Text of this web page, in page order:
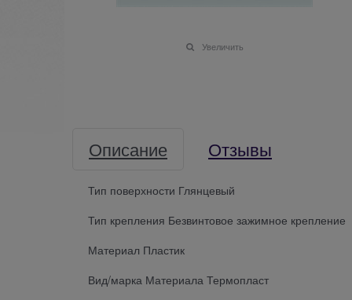
Увеличить
Описание Отзывы
Тип поверхности Глянцевый
Тип крепления Безвинтовое зажимное крепление
Материал Пластик
Вид/марка Материала Термопласт